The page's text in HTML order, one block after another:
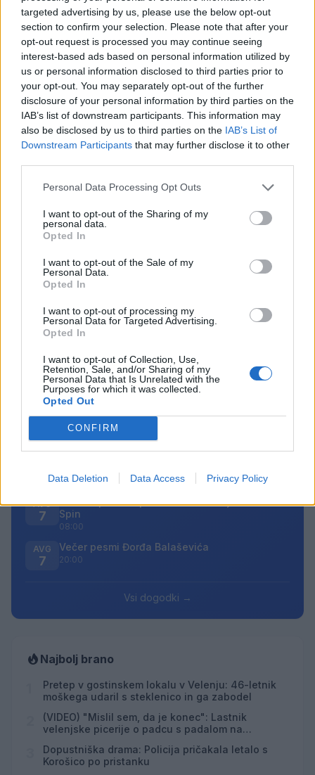
targeted advertising by us, please use the below opt-out
section to confirm your selection. Please note that after your
opt-out request is processed you may continue seeing
interest-based ads based on personal information utilized by
us or personal information disclosed to third parties prior to
your opt-out. You may separately opt-out of the further
disclosure of your personal information by third parties on the
IAB’s list of downstream participants. This information may
also be disclosed by us to third parties on the IAB’s List of
Downstream Participants that may further disclose it to other
Personal Data Processing Opt Outs
I want to opt-out of the Sharing of my
personal data.
Opted In
I want to opt-out of the Sale of my
Personal Data.
Opted In
I want to opt-out of processing my
Personal Data for Targeted Advertising.
Opted In
I want to opt-out of Collection, Use,
Retention, Sale, and/or Sharing of my
Personal Data that Is Unrelated with the
Purposes for which it was collected.
Opted Out
CONFIRM
Data Deletion Data Access Privacy Policy
Danes bo na travniku pri domu Kulture
nastopila skupina Ringlšpil
7. avgust 2026
V registru nesnovne kulturne dediščine
tudi planinstvo in koline
7. avgust 2026
Opozorilo:Po 297. členu Kazenskega zakonika je
posameznik kazensko odgovoren za javno spodbujanje
sovraštva, nasilja ali nestrpnosti. Komentarji z žaljivimi,
rasističnimi, diskriminatornimi ali nezakonitimi vsebinami
bodo odstranjeni. Pravila komentiranja →
Failed to fetch
Prihajajoči dogodki
7
Pesem kita grbavca
18:00
20:30
AVG
7
Aktivne poletne počitnice z ustvarjalci Studia
Spin
08:00
AVG
7
Večer pesmi Đorđa Balaševića
20:00
Vsi dogodki →
Najbolj brano
Pretep v gostinskem lokalu v Velenju: 46-letnik
moškega udaril s steklenico in ga zabodel
(VIDEO) "Mislil sem, da je konec": Lastnik
velenjske picerije o padcu s padalom na
Dopustniška drama: Policija pričakala letalo s
Korošico po pristanku